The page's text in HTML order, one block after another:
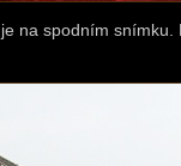
na spodním